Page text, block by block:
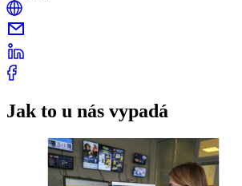
Jak to u nás vypadá